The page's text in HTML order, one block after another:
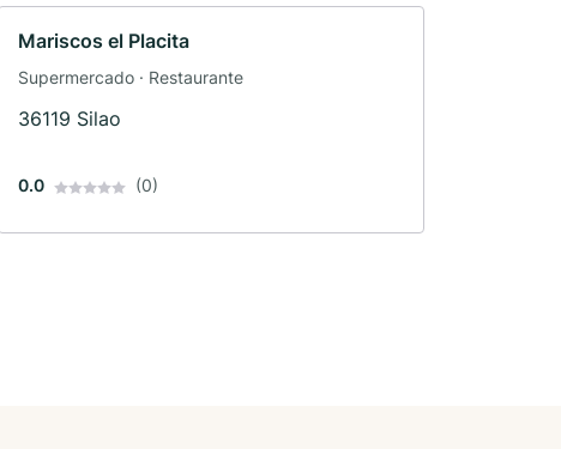
Mariscos el Placita
Supermercado · Restaurante
36119 Silao
0.0 (0)